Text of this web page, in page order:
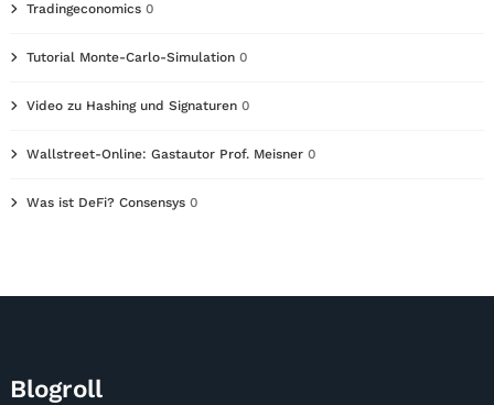
Tradingeconomics 0
Tutorial Monte-Carlo-Simulation 0
Video zu Hashing und Signaturen 0
Wallstreet-Online: Gastautor Prof. Meisner 0
Was ist DeFi? Consensys 0
Blogroll